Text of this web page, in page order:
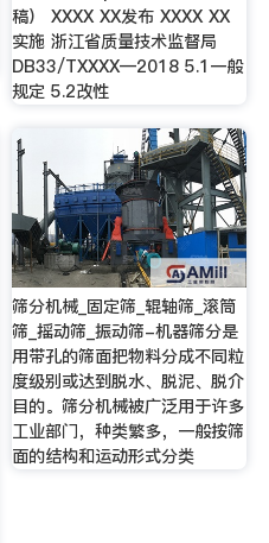
稿） XXXX XX发布 XXXX XX
实施 浙江省质量技术监督局
DB33/TXXXX—2018 5.1一般
规定 5.2改性
筛分机械_固定筛_辊轴筛_滚筒
筛_摇动筛_振动筛-机器筛分是
用带孔的筛面把物料分成不同粒
度级别或达到脱水、脱泥、脱介
目的。筛分机械被广泛用于许多
工业部门，种类繁多，一般按筛
面的结构和运动形式分类